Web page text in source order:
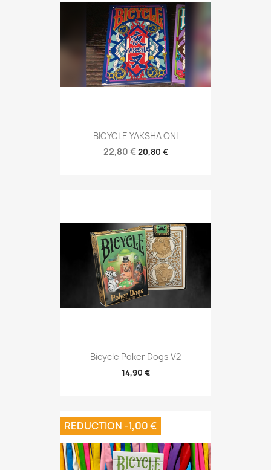
BICYCLE YAKSHA ONI
22,80 €20,80 €
Bicycle Poker Dogs V2
14,90 €
REDUCTION -1,00 €